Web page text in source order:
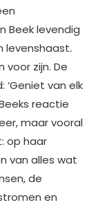
Beek levendig
levenshaast.
voor zijn. De
van elk
reactie
maar vooral
op haar
van alles wat
de
en